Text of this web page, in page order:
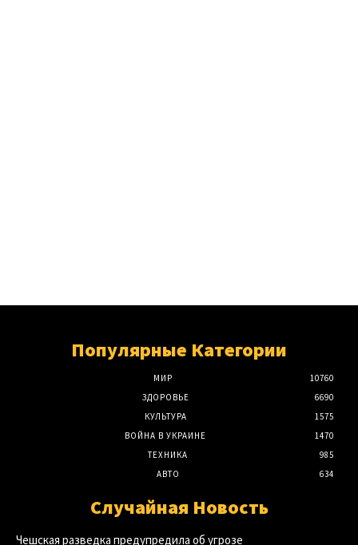
Популярные Категории
МИР
10760
ЗДОРОВЬЕ
6690
КУЛЬТУРА
1575
ВОЙНА В УКРАИНЕ
1470
ТЕХНИКА
985
АВТО
634
Случайная Новость
Чешская разведка предупредила об угрозе